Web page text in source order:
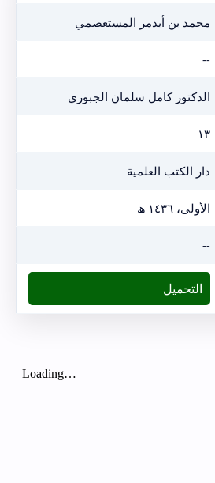
محمد بن أيدمر المستعصمي
--
الدكتور كامل سلمان الجبوري
١٣
دار الكتب العلمية
الأولى، ١٤٣٦ ھ
--
التحميل